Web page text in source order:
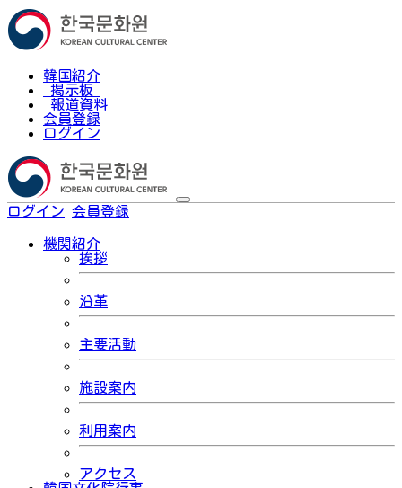
韓国紹介
掲示板
報道資料
会員登録
ログイン
ログイン 会員登録
機関紹介
挨拶
沿革
主要活動
施設案内
利用案内
アクセス